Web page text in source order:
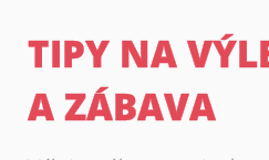
TIPY NA
A ZÁBAVA